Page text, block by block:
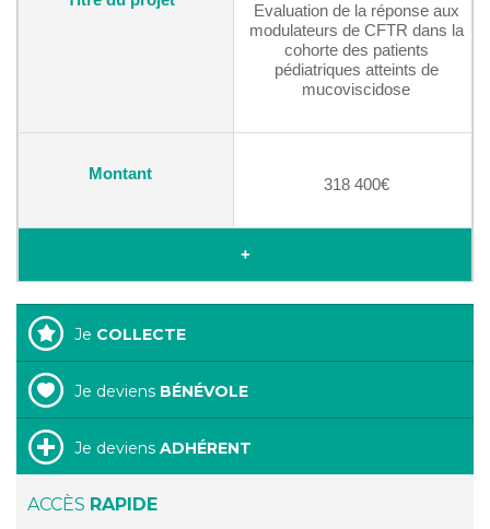
Evaluation de la réponse aux
modulateurs de CFTR dans la
cohorte des patients
pédiatriques atteints de
mucoviscidose
318 400€
+
Je COLLECTE
Je deviens BÉNÉVOLE
Je deviens ADHÉRENT
ACCÈS RAPIDE